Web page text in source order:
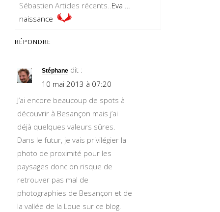
Sébastien Articles récents..Eva …
naissance
RÉPONDRE
Stéphane dit :
10 mai 2013 à 07:20
J’ai encore beaucoup de spots à
découvrir à Besançon mais j’ai
déjà quelques valeurs sûres.
Dans le futur, je vais privilégier la
photo de proximité pour les
paysages donc on risque de
retrouver pas mal de
photographies de Besançon et de
la vallée de la Loue sur ce blog.